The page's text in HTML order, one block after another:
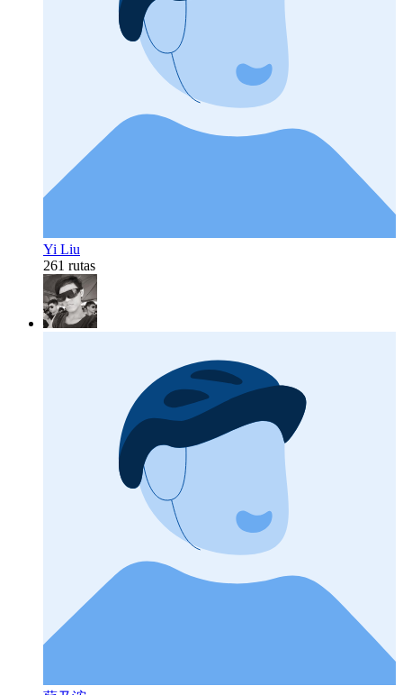
Yi Liu
261 rutas